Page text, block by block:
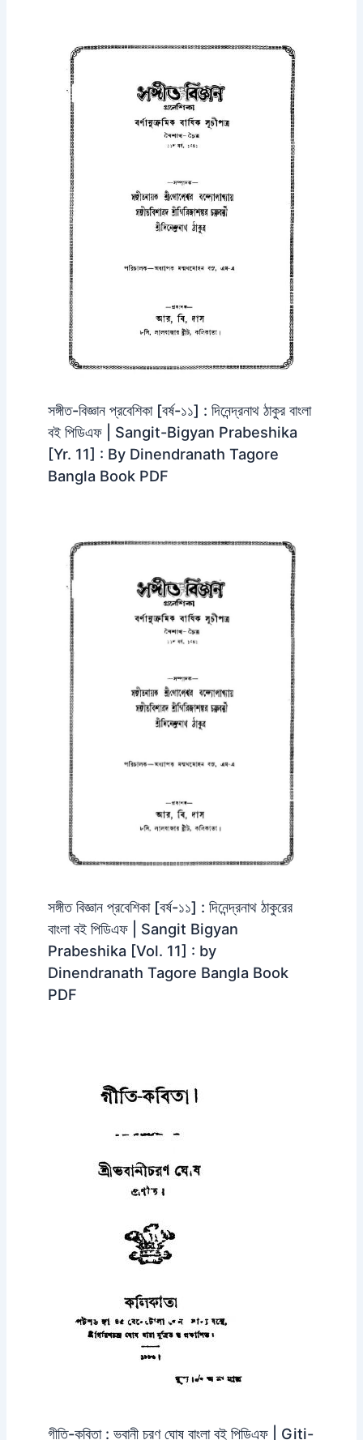
সঙ্গীত-বিজ্ঞান প্রবেশিকা [বর্ষ-১১] : দিনেন্দ্রনাথ ঠাকুর বাংলা
বই পিডিএফ | Sangit-Bigyan Prabeshika
[Yr. 11] : By Dinendranath Tagore
Bangla Book PDF
সঙ্গীত বিজ্ঞান প্রবেশিকা [বর্ষ-১১] : দিনেন্দ্রনাথ ঠাকুরের
বাংলা বই পিডিএফ | Sangit Bigyan
Prabeshika [Vol. 11] : by
Dinendranath Tagore Bangla Book
PDF
গীতি-কবিতা : ভবানী চরণ ঘোষ বাংলা বই পিডিএফ | Giti-